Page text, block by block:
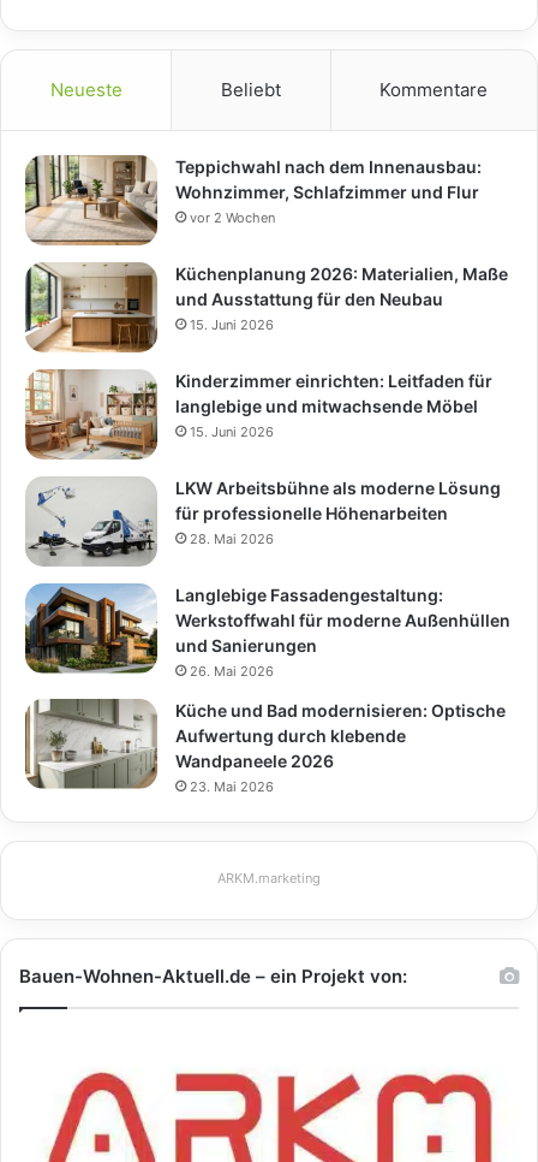
Neueste Beliebt Kommentare
Teppichwahl nach dem Innenausbau:
Wohnzimmer, Schlafzimmer und Flur
vor 2 Wochen
Küchenplanung 2026: Materialien, Maße
und Ausstattung für den Neubau
15. Juni 2026
Kinderzimmer einrichten: Leitfaden für
langlebige und mitwachsende Möbel
15. Juni 2026
LKW Arbeitsbühne als moderne Lösung
für professionelle Höhenarbeiten
28. Mai 2026
Langlebige Fassadengestaltung:
Werkstoffwahl für moderne Außenhüllen
und Sanierungen
26. Mai 2026
Küche und Bad modernisieren: Optische
Aufwertung durch klebende
Wandpaneele 2026
23. Mai 2026
ARKM.marketing
Bauen-Wohnen-Aktuell.de – ein Projekt von: